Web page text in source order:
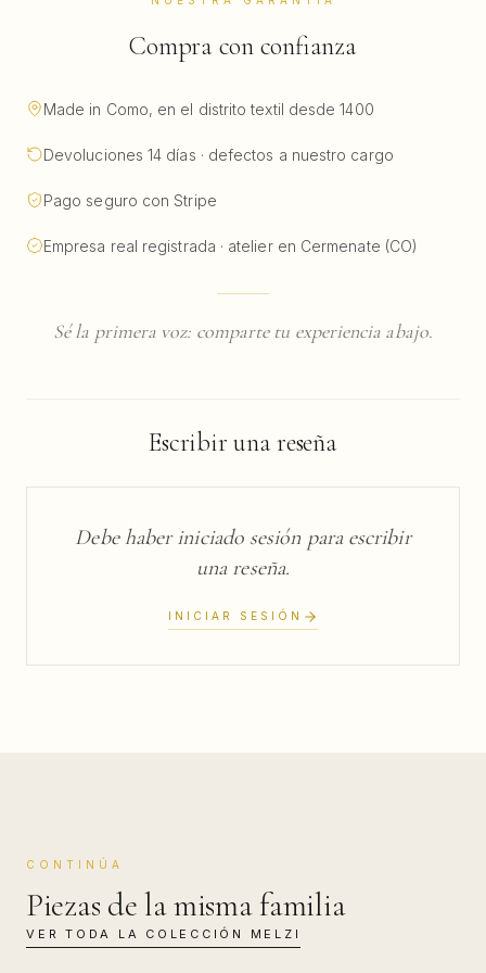
Compra con confianza
Made in Como, en el distrito textil desde 1400
Devoluciones 14 días · defectos a nuestro cargo
Pago seguro con Stripe
Empresa real registrada · atelier en Cermenate (CO)
Sé la primera voz: comparte tu experiencia abajo.
Escribir una reseña
Debe haber iniciado sesión para escribir
una reseña.
INICIAR SESIÓN
CONTINÚA
Piezas de la misma familia
VER TODA LA COLECCIÓN MELZI